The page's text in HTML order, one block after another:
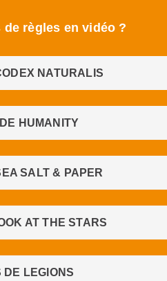
règles en vidéo ?
NATURALIS
HUMANITY
SALT & PAPER
AT THE STARS
DE LEGIONS